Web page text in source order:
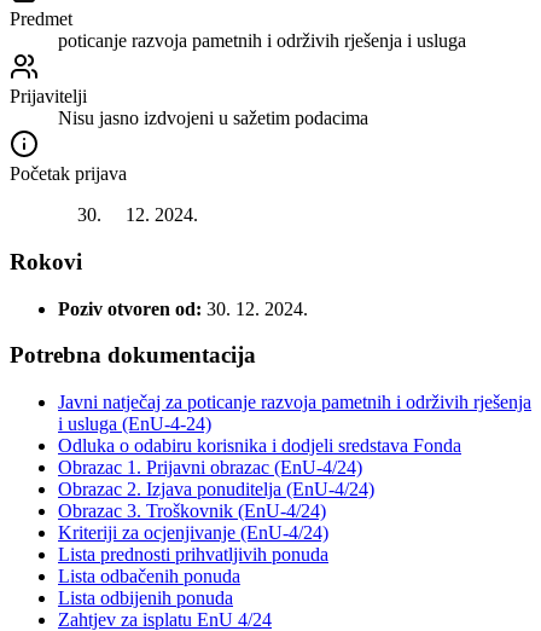
Predmet
poticanje razvoja pametnih i održivih rješenja i usluga
Prijavitelji
Nisu jasno izdvojeni u sažetim podacima
Početak prijava
Rokovi
Poziv otvoren od: 30. 12. 2024.
Potrebna dokumentacija
Javni natječaj za poticanje razvoja pametnih i održivih rješenja
i usluga (EnU-4-24)
Odluka o odabiru korisnika i dodjeli sredstava Fonda
Obrazac 1. Prijavni obrazac (EnU-4/24)
Obrazac 2. Izjava ponuditelja (EnU-4/24)
Obrazac 3. Troškovnik (EnU-4/24)
Kriteriji za ocjenjivanje (EnU-4/24)
Lista prednosti prihvatljivih ponuda
Lista odbačenih ponuda
Lista odbijenih ponuda
Zahtjev za isplatu EnU 4/24